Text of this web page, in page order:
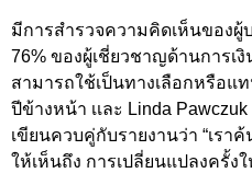
มีการสำรวจความคิดเห็นของ
76% ของผู้เชี่ยวชาญด้านการเงิ
สามารถใช้เป็นทางเลือกหรือแ
ปีข้างหน้า เเละ Linda
เขียนควบคู่กับรายงานว่า “เร
ให้เห็นถึง การเปลี่ยนแปลงครั้ง